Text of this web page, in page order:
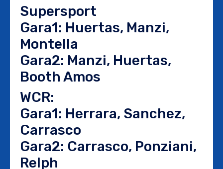
Supersport
Gara1: Huertas, Manzi,
Montella
Gara2: Manzi, Huertas,
Booth Amos
WCR:
Gara1: Herrara, Sanchez,
Carrasco
Gara2: Carrasco, Ponziani,
Relph